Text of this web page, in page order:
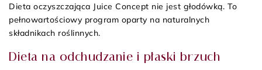
Dieta oczyszczająca Juice Concept nie jest głodówką. To
pełnowartościowy program oparty na naturalnych
składnikach roślinnych.
Dieta na odchudzanie i płaski brzuch